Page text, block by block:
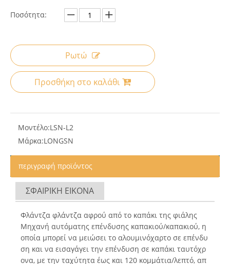
Ποσότητα:
Ρωτώ
Προσθήκη στο καλάθι
Μοντέλο:LSN-L2
Μάρκα:LONGSN
περιγραφή προϊόντος
ΣΦΑΙΡΙΚΗ ΕΙΚΟΝΑ
Φλάντζα φλάντζα αφρού από το καπάκι της φιάλης
Μηχανή αυτόματης επένδυσης καπακιού/καπακιού, η
οποία μπορεί να μειώσει το αλουμινόχαρτο σε επένδυ
ση και να εισαγάγει την επένδυση σε καπάκι ταυτόχρ
ονα, με την ταχύτητα έως και 120 κομμάτια/λεπτό, απ